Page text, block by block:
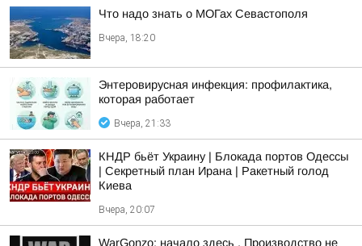
Что надо знать о МОГах Севастополя
Вчера, 18:20
Энтеровирусная инфекция: профилактика,
которая работает
Вчера, 21:33
КНДР бьёт Украину | Блокада портов Одессы
| Секретный план Ирана | Ракетный голод
Киева
Вчера, 20:07
WarGonzo: начало здесь . Производство не